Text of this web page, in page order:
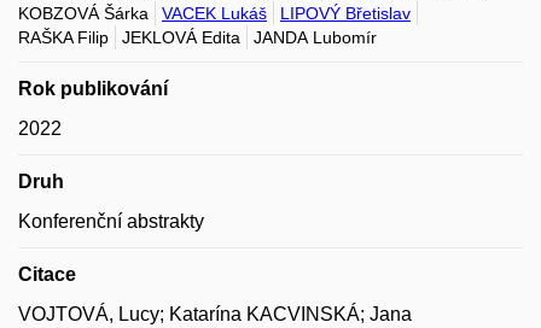
KOBZOVÁ Šárka
VACEK Lukáš
LIPOVÝ Břetislav
RAŠKA Filip
JEKLOVÁ Edita JANDA Lubomír
Rok publikování
2022
Druh
Konferenční abstrakty
Citace
VOJTOVÁ, Lucy; Katarína KACVINSKÁ; Jana